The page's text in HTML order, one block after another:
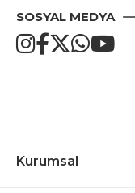
SOSYAL MEDYA
Kurumsal